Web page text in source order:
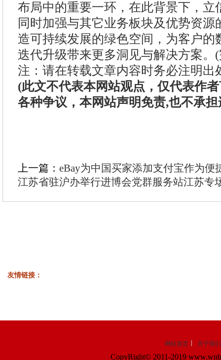
布局中的重要一环，在此背景下，立
同时加强与其它业务板块及优势资
造可持续发展的绿色空间，为客户的
迭代升级带来更多洞见与解决方案。
注：请在转载文章内容时务必注明
(此文不代表本网站观点，仅代表作
各种争议，本网站声明免责,也不承
上一篇： eBay为中国买家添加支付宝作为便
江苏省驻沪办举行进博会党群服务站江苏专
友情链接：
网站首页 关于我们
CopyRight© 2011-2019